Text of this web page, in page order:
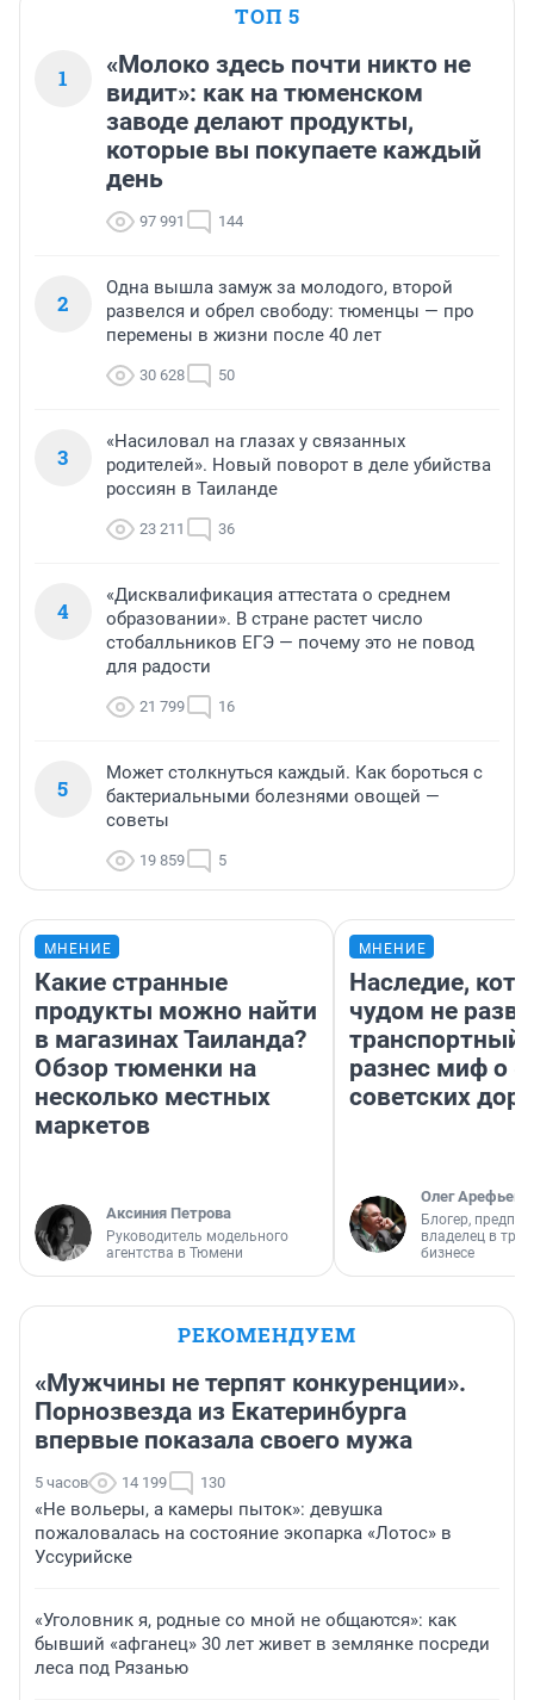
ТОП 5
1
«Молоко здесь почти никто не
видит»: как на тюменском
заводе делают продукты,
которые вы покупаете каждый
день
97 991 144
2
Одна вышла замуж за молодого, второй
развелся и обрел свободу: тюменцы — про
перемены в жизни после 40 лет
30 628 50
3
«Насиловал на глазах у связанных
родителей». Новый поворот в деле убийства
россиян в Таиланде
23 211 36
4
«Дисквалификация аттестата о среднем
образовании». В стране растет число
стобалльников ЕГЭ — почему это не повод
для радости
21 799 16
5
Может столкнуться каждый. Как бороться с
бактериальными болезнями овощей —
советы
19 859 5
МНЕНИЕ
Какие странные
продукты можно найти
в магазинах Таиланда?
Обзор тюменки на
несколько местных
маркетов
Аксиния Петрова
Руководитель модельного
агентства в Тюмени
МНЕНИЕ
Наследие,
чудом не
транспортный
разнес миф о
советских
Олег Арефьев
Блогер,
владелец в
бизнесе
РЕКОМЕНДУЕМ
«Мужчины не терпят конкуренции».
Порнозвезда из Екатеринбурга
впервые показала своего мужа
5 часов 14 199 130
«Не вольеры, а камеры пыток»: девушка
пожаловалась на состояние экопарка «Лотос» в
Уссурийске
«Уголовник я, родные со мной не общаются»: как
бывший «афганец» 30 лет живет в землянке посреди
леса под Рязанью